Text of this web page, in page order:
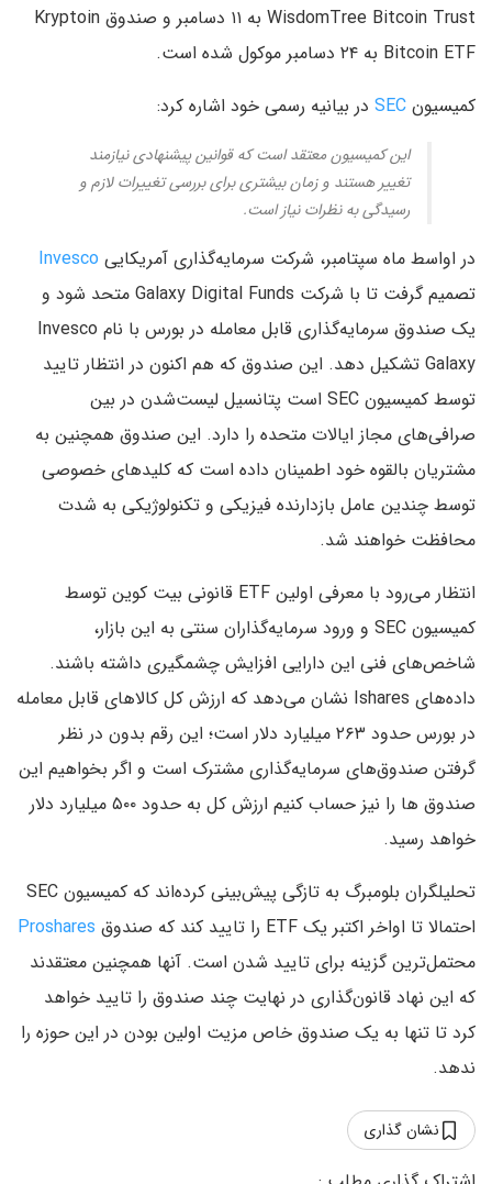
WisdomTree Bitcoin Trust به ۱۱ دسامبر و صندوق Kryptoin
Bitcoin ETF به ۲۴ دسامبر موکول شده است.
کمیسیون SEC در بیانیه رسمی خود اشاره کرد:
این کمیسیون معتقد است که قوانین پیشنهادی نیازمند
تغییر هستند و زمان بیشتری برای بررسی تغییرات لازم و
رسیدگی به نظرات نیاز است.
در اواسط ماه سپتامبر، شرکت سرمایه‌گذاری آمریکایی Invesco
تصمیم گرفت تا با شرکت Galaxy Digital Funds متحد شود و
یک صندوق سرمایه‌گذاری قابل معامله در بورس با نام Invesco
Galaxy تشکیل دهد. این صندوق که هم اکنون در انتظار تایید
توسط کمیسیون SEC است پتانسیل لیست‌شدن در بین
صرافی‌های مجاز ایالات متحده را دارد. این صندوق همچنین به
مشتریان بالقوه خود اطمینان داده است که کلیدهای خصوصی
توسط چندین عامل بازدارنده فیزیکی و تکنولوژیکی به شدت
محافظت خواهند شد.
انتظار می‌رود با معرفی اولین ETF قانونی بیت کوین توسط
کمیسیون SEC و ورود سرمایه‌گذاران سنتی به این بازار،
شاخص‌های فنی این دارایی افزایش چشمگیری داشته باشند.
داده‌های Ishares نشان می‌دهد که ارزش کل کالاهای قابل معامله
در بورس حدود ۲۶۳ میلیارد دلار است؛ این رقم بدون در نظر
گرفتن صندوق‌های سرمایه‌گذاری مشترک است و اگر بخواهیم این
صندوق ها را نیز حساب کنیم ارزش کل به حدود ۵۰۰ میلیارد دلار
خواهد رسید.
تحلیلگران بلومبرگ به تازگی پیش‌بینی کرده‌اند که کمیسیون SEC
احتمالا تا اواخر اکتبر یک ETF را تایید کند که صندوق
Proshares
محتمل‌ترین گزینه برای تایید شدن است. آنها همچنین معتقدند
که این نهاد قانون‌گذاری در نهایت چند صندوق را تایید خواهد
کرد تا تنها به یک صندوق خاص مزیت اولین بودن در این حوزه را
ندهد.
نشان گذاری